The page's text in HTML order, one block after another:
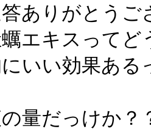
ありがとうご
エキスって
いい効果ある
量だっけか？